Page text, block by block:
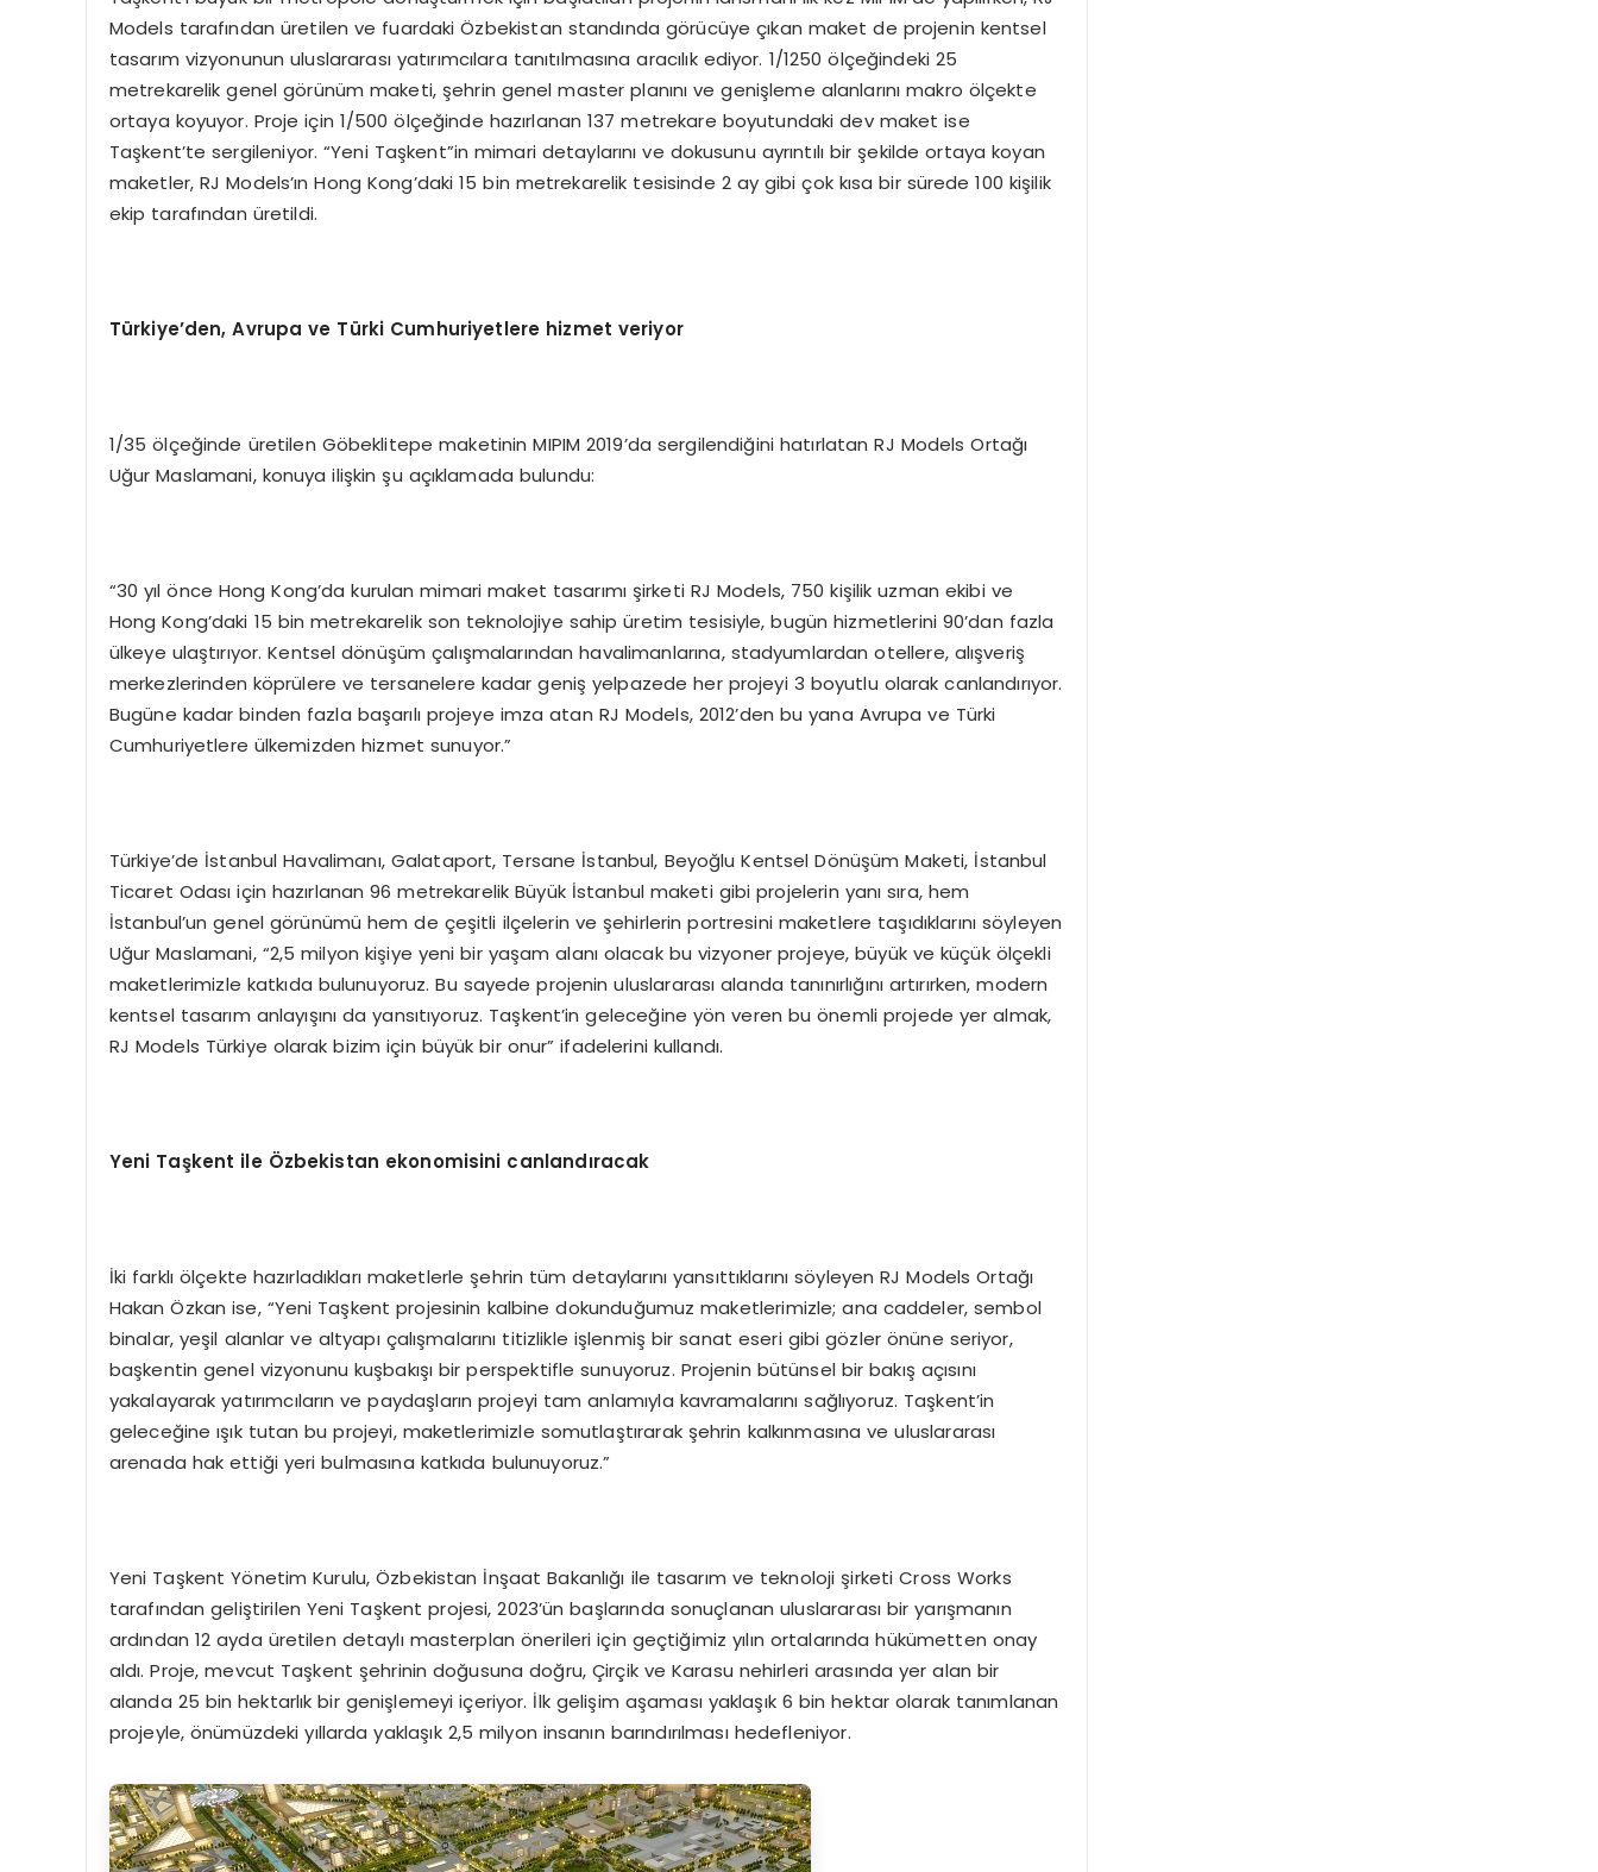
Models tarafından üretilen ve fuardaki Özbekistan standında görücüye çıkan maket de projenin kentsel
tasarım vizyonunun uluslararası yatırımcılara tanıtılmasına aracılık ediyor. 1/1250 ölçeğindeki 25
metrekarelik genel görünüm maketi, şehrin genel master planını ve genişleme alanlarını makro ölçekte
ortaya koyuyor. Proje için 1/500 ölçeğinde hazırlanan 137 metrekare boyutundaki dev maket ise
Taşkent’te sergileniyor. “Yeni Taşkent”in mimari detaylarını ve dokusunu ayrıntılı bir şekilde ortaya koyan
maketler, RJ Models’ın Hong Kong’daki 15 bin metrekarelik tesisinde 2 ay gibi çok kısa bir sürede 100 kişilik
ekip tarafından üretildi.
Türkiye’den, Avrupa ve Türki Cumhuriyetlere hizmet veriyor
1/35 ölçeğinde üretilen Göbeklitepe maketinin MIPIM 2019’da sergilendiğini hatırlatan RJ Models Ortağı
Uğur Maslamani, konuya ilişkin şu açıklamada bulundu:
“30 yıl önce Hong Kong’da kurulan mimari maket tasarımı şirketi RJ Models, 750 kişilik uzman ekibi ve
Hong Kong’daki 15 bin metrekarelik son teknolojiye sahip üretim tesisiyle, bugün hizmetlerini 90’dan fazla
ülkeye ulaştırıyor. Kentsel dönüşüm çalışmalarından havalimanlarına, stadyumlardan otellere, alışveriş
merkezlerinden köprülere ve tersanelere kadar geniş yelpazede her projeyi 3 boyutlu olarak canlandırıyor.
Bugüne kadar binden fazla başarılı projeye imza atan RJ Models, 2012’den bu yana Avrupa ve Türki
Cumhuriyetlere ülkemizden hizmet sunuyor.”
Türkiye’de İstanbul Havalimanı, Galataport, Tersane İstanbul, Beyoğlu Kentsel Dönüşüm Maketi, İstanbul
Ticaret Odası için hazırlanan 96 metrekarelik Büyük İstanbul maketi gibi projelerin yanı sıra, hem
İstanbul’un genel görünümü hem de çeşitli ilçelerin ve şehirlerin portresini maketlere taşıdıklarını söyleyen
Uğur Maslamani, “2,5 milyon kişiye yeni bir yaşam alanı olacak bu vizyoner projeye, büyük ve küçük ölçekli
maketlerimizle katkıda bulunuyoruz. Bu sayede projenin uluslararası alanda tanınırlığını artırırken, modern
kentsel tasarım anlayışını da yansıtıyoruz. Taşkent’in geleceğine yön veren bu önemli projede yer almak,
RJ Models Türkiye olarak bizim için büyük bir onur” ifadelerini kullandı.
Yeni Taşkent ile Özbekistan ekonomisini canlandıracak
İki farklı ölçekte hazırladıkları maketlerle şehrin tüm detaylarını yansıttıklarını söyleyen RJ Models Ortağı
Hakan Özkan ise, “Yeni Taşkent projesinin kalbine dokunduğumuz maketlerimizle; ana caddeler, sembol
binalar, yeşil alanlar ve altyapı çalışmalarını titizlikle işlenmiş bir sanat eseri gibi gözler önüne seriyor,
başkentin genel vizyonunu kuşbakışı bir perspektifle sunuyoruz. Projenin bütünsel bir bakış açısını
yakalayarak yatırımcıların ve paydaşların projeyi tam anlamıyla kavramalarını sağlıyoruz. Taşkent’in
geleceğine ışık tutan bu projeyi, maketlerimizle somutlaştırarak şehrin kalkınmasına ve uluslararası
arenada hak ettiği yeri bulmasına katkıda bulunuyoruz.”
Yeni Taşkent Yönetim Kurulu, Özbekistan İnşaat Bakanlığı ile tasarım ve teknoloji şirketi Cross Works
tarafından geliştirilen Yeni Taşkent projesi, 2023’ün başlarında sonuçlanan uluslararası bir yarışmanın
ardından 12 ayda üretilen detaylı masterplan önerileri için geçtiğimiz yılın ortalarında hükümetten onay
aldı. Proje, mevcut Taşkent şehrinin doğusuna doğru, Çirçik ve Karasu nehirleri arasında yer alan bir
alanda 25 bin hektarlık bir genişlemeyi içeriyor. İlk gelişim aşaması yaklaşık 6 bin hektar olarak tanımlanan
projeyle, önümüzdeki yıllarda yaklaşık 2,5 milyon insanın barındırılması hedefleniyor.